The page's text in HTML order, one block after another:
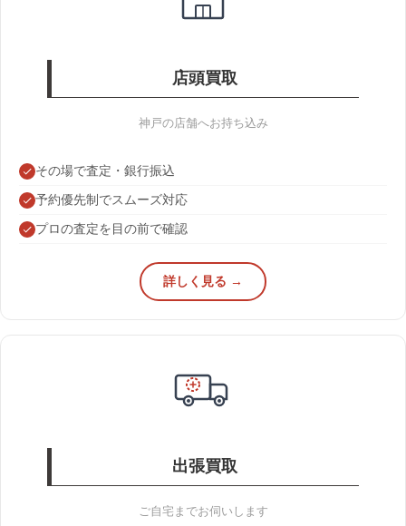
店頭買取
神戸の店舗へお持ち込み
その場で査定・銀行振込
予約優先制でスムーズ対応
プロの査定を目の前で確認
詳しく見る →
出張買取
ご自宅までお伺いします